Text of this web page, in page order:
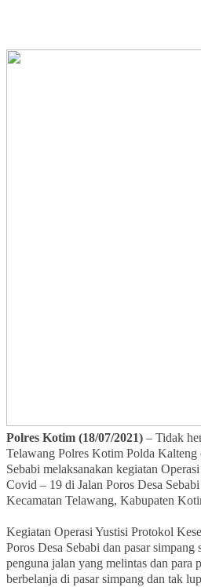
Polres Kotim (18/07/2021) – Tidak
Telawang Polres Kotim Polda
Sebabi melaksanakan kegiatan
Covid – 19 di Jalan Poros Desa
Kecamatan Telawang, Kabupaten
Kegiatan Operasi Yustisi Protokol
Poros Desa Sebabi dan pasar simpang
penguna jalan yang melintas dan para
berbelanja di pasar simpang dan tak